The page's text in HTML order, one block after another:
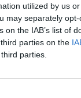
utilized by us
may separately
the IAB’s list of
parties on the
parties.
της